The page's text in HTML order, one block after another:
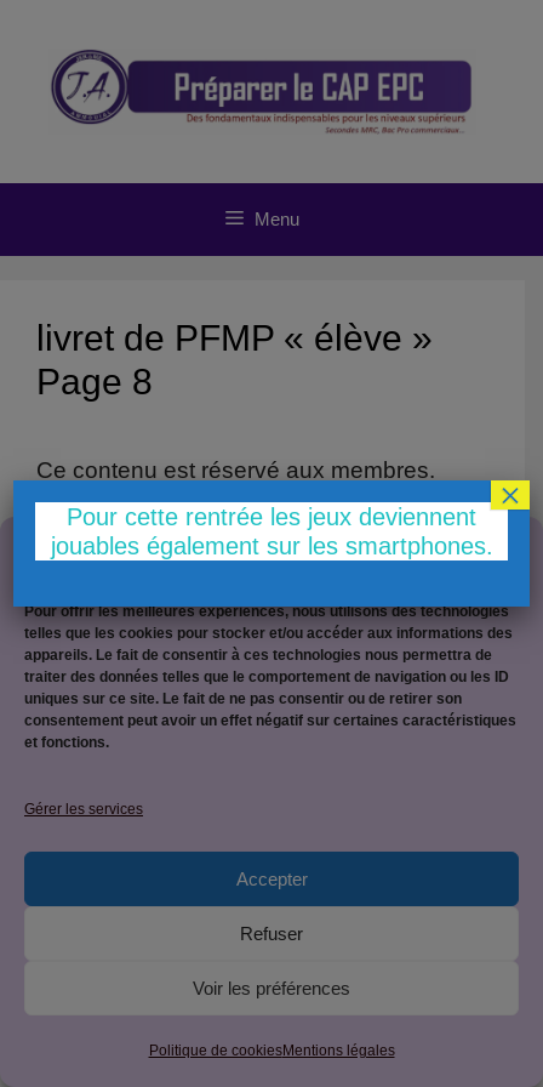
Gérer le consentement
Pour offrir les meilleures expériences, nous utilisons des technologies
telles que les cookies pour stocker et/ou accéder aux informations des
appareils. Le fait de consentir à ces technologies nous permettra de
traiter des données telles que le comportement de navigation ou les ID
uniques sur ce site. Le fait de ne pas consentir ou de retirer son
consentement peut avoir un effet négatif sur certaines caractéristiques
et fonctions.
Gérer les services
Accepter
Refuser
Voir les préférences
Politique de cookiesMentions légales
contenu
Menu
livret de PFMP « élève »
Page 8
Ce contenu est réservé aux membres.
Already a member?Connectez-vous ici
Mentions légales
© 2026 CAP EPC : équipier polyvalent du commerce • Site
• Construit avec
Pour cette rentrée les jeux deviennent
jouables également sur les smartphones.
×